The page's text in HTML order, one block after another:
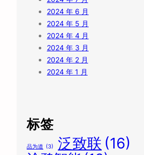
2024 年 6 月
2024 年 5 月
2024 年 4 月
2024 年 3 月
2024 年 2 月
2024 年 1 月
标签
品为道 (3) 泛致联 (16)